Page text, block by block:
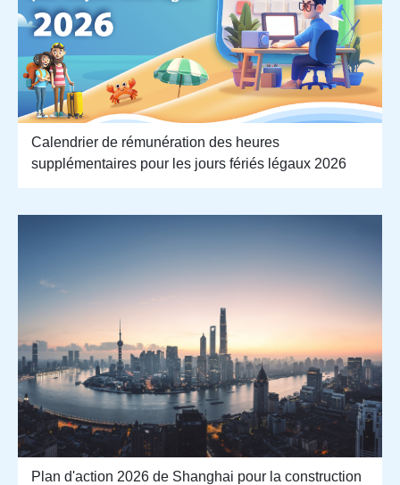
Calendrier de rémunération des heures
supplémentaires pour les jours fériés légaux 2026
Plan d'action 2026 de Shanghai pour la construction